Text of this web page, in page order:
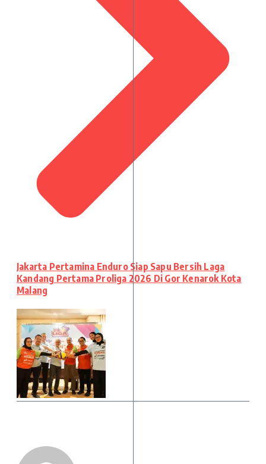
Jakarta Pertamina Enduro Siap Sapu Bersih Laga
Kandang Pertama Proliga 2026 Di Gor Kenarok Kota
Malang